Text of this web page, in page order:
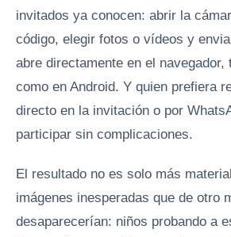
invitados ya conocen: abrir la
código, elegir fotos o vídeos y
abre directamente en el navegador,
como en Android. Y quien prefiera
directo en la invitación o por
participar sin complicaciones.
El resultado no es solo más
imágenes inesperadas que de otro
desaparecerían: niños probando a